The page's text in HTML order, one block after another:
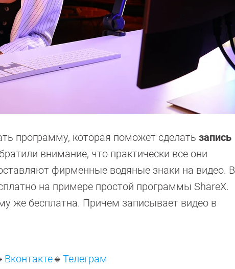
программу, которая поможет сделать запись
внимание, что практически все они
фирменные водяные знаки на видео. В
на примере простой программы ShareX.
же бесплатна. Причем записывает видео в
Вконтакте🔹 Телеграм